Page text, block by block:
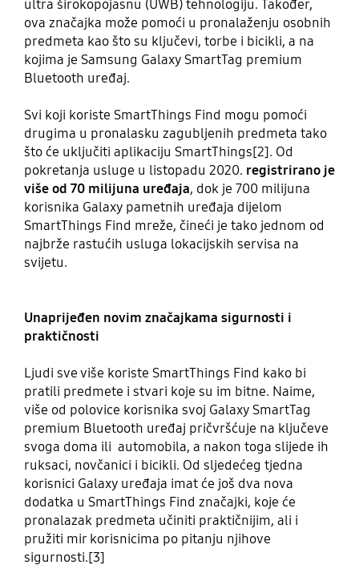
ultra širokopojasnu (UWB) tehnologiju. Također,
ova značajka može pomoći u pronalaženju osobnih
predmeta kao što su ključevi, torbe i bicikli, a na
kojima je Samsung Galaxy SmartTag premium
Bluetooth uređaj.
Svi koji koriste SmartThings Find mogu pomoći
drugima u pronalasku zagubljenih predmeta tako
što će uključiti aplikaciju SmartThings[2]. Od
pokretanja usluge u listopadu 2020. registrirano je
više od 70 milijuna uređaja, dok je 700 milijuna
korisnika Galaxy pametnih uređaja dijelom
SmartThings Find mreže, čineći je tako jednom od
najbrže rastućih usluga lokacijskih servisa na
svijetu.
Unaprijeđen novim značajkama sigurnosti i
praktičnosti
Ljudi sve više koriste SmartThings Find kako bi
pratili predmete i stvari koje su im bitne. Naime,
više od polovice korisnika svoj Galaxy SmartTag
premium Bluetooth uređaj pričvršćuje na ključeve
svoga doma ili automobila, a nakon toga slijede ih
ruksaci, novčanici i bicikli. Od sljedećeg tjedna
korisnici Galaxy uređaja imat će još dva nova
dodatka u SmartThings Find značajki, koje će
pronalazak predmeta učiniti praktičnijim, ali i
pružiti mir korisnicima po pitanju njihove
sigurnosti.[3]